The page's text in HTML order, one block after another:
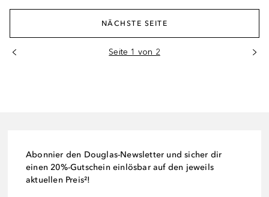
NÄCHSTE SEITE
Seite 1 von 2
Abonnier den Douglas-Newsletter und sicher dir
einen 20%-Gutschein einlösbar auf den jeweils
aktuellen Preis²!